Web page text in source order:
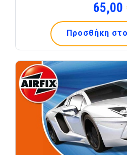
65,00
Προσθήκη